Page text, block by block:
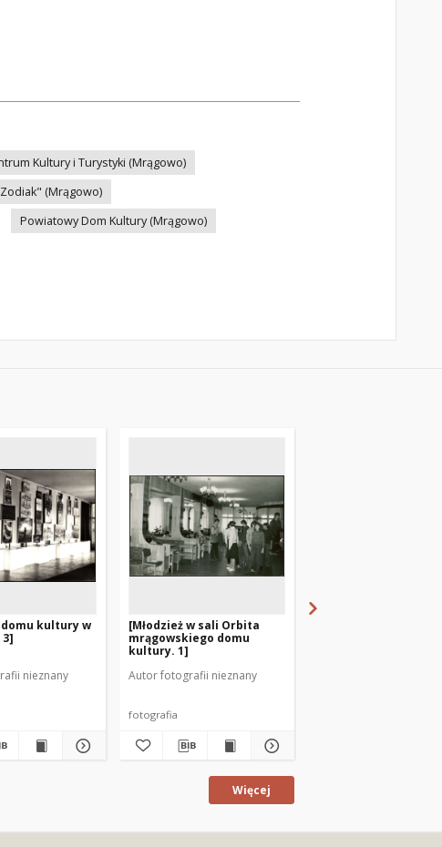
Kultury i Turystyki (Mrągowo)
(Mrągowo)
Powiatowy Dom Kultury (Mrągowo)
kultury w
nieznany
[Młodzież w sali Orbita
mrągowskiego domu
kultury. 1]
Autor fotografii nieznany
fotografia
Więcej